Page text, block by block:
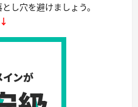
し穴を避けましょう。